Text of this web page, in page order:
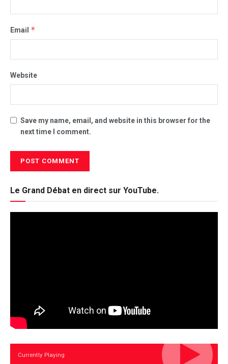
Email *
Website
Save my name, email, and website in this browser for the
next time I comment.
Le Grand Débat en direct sur YouTube.
Currently Playing